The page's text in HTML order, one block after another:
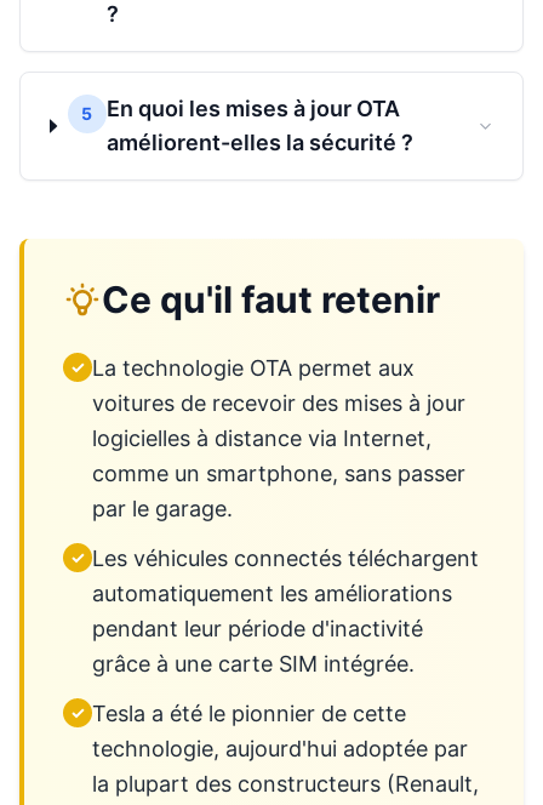
?
5
En quoi les mises à jour OTA
améliorent-elles la sécurité ?
Ce qu'il faut retenir
✓ La technologie OTA permet aux
voitures de recevoir des mises à jour
logicielles à distance via Internet,
comme un smartphone, sans passer
par le garage.
✓ Les véhicules connectés téléchargent
automatiquement les améliorations
pendant leur période d'inactivité
grâce à une carte SIM intégrée.
✓ Tesla a été le pionnier de cette
technologie, aujourd'hui adoptée par
la plupart des constructeurs (Renault,